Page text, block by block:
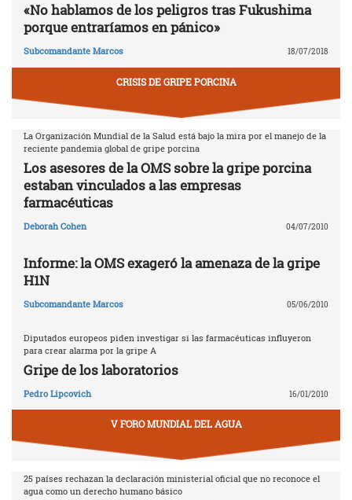
«No hablamos de los peligros tras Fukushima
porque entraríamos en pánico»
Subcomandante Marcos 18/07/2018
CRISIS DE GRIPE PORCINA
La Organización Mundial de la Salud está bajo la mira por el manejo de la
reciente pandemia global de gripe porcina
Los asesores de la OMS sobre la gripe porcina
estaban vinculados a las empresas
farmacéuticas
Deborah Cohen 04/07/2010
Informe: la OMS exageró la amenaza de la gripe
H1N
Subcomandante Marcos 05/06/2010
Diputados europeos piden investigar si las farmacéuticas influyeron
para crear alarma por la gripe A
Gripe de los laboratorios
Pedro Lipcovich 16/01/2010
V FORO MUNDIAL DEL AGUA
25 países rechazan la declaración ministerial oficial que no reconoce el
agua como un derecho humano básico